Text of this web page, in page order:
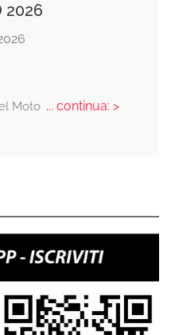
2026
Moto... continua: >